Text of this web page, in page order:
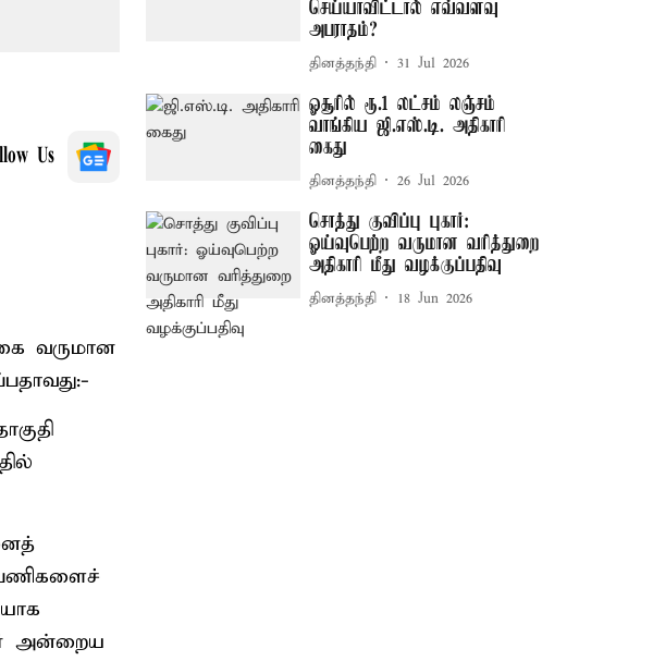
Us
வருமான
அன்றைய
செய்யாவிட்டால் எவ்வளவு
அபராதம்?
தினத்தந்தி 31 Jul 2026
ஓசூரில் ரூ.1 லட்சம் லஞ்சம்
வாங்கிய ஜி.எஸ்.டி. அதிகாரி
கைது
தினத்தந்தி 26 Jul 2026
சொத்து குவிப்பு புகார்:
ஓய்வுபெற்ற வருமான வரித்துறை
அதிகாரி மீது வழக்குப்பதிவு
தினத்தந்தி 18 Jun 2026